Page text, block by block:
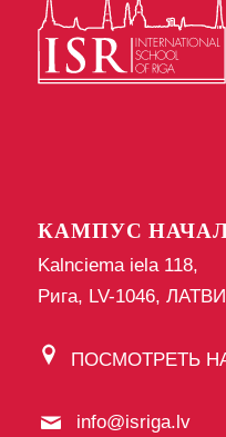
КАМПУС
Kalnciema iela 118,
Рига, LV-1046,
ПОСМОТРЕТЬ
info@isriga.lv